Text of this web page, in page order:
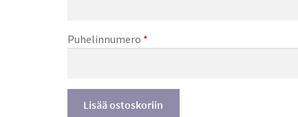
Puhelinnumero *
Prikka
Lisää ostoskoriin